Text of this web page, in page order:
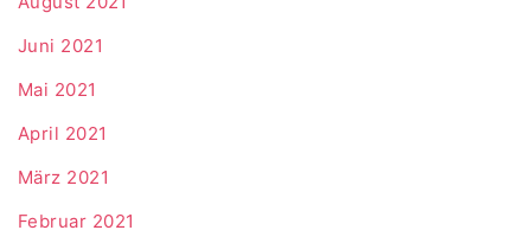
Juni 2021
Mai 2021
April 2021
März 2021
Februar 2021